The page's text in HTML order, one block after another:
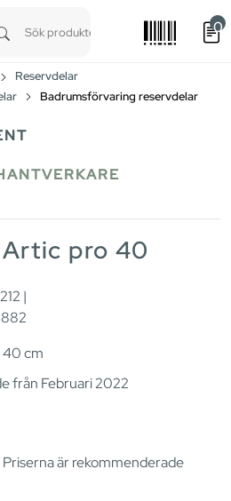
0
Reservdelar
Badrumsförvaring reservdelar
pro 40
|
40 cm
från Februari 2022
är rekommenderade